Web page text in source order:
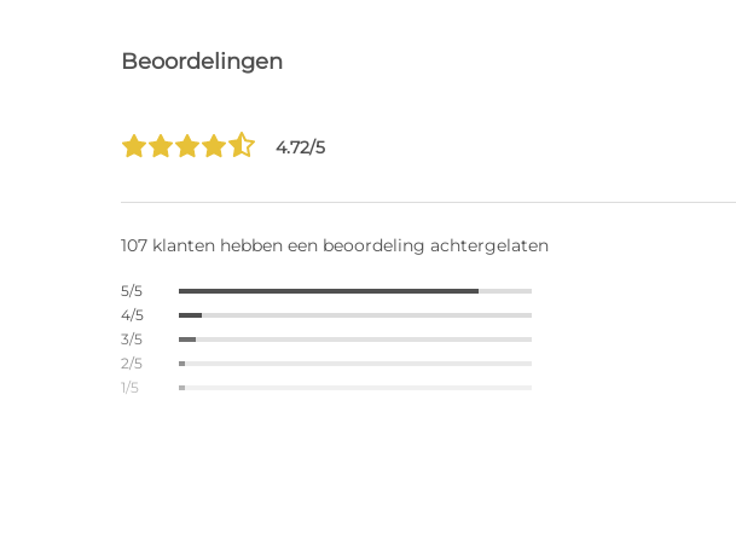
Beoordelingen
4.72/5
107 klanten hebben een beoordeling achtergelaten
5/5
4/5
3/5
2/5
1/5